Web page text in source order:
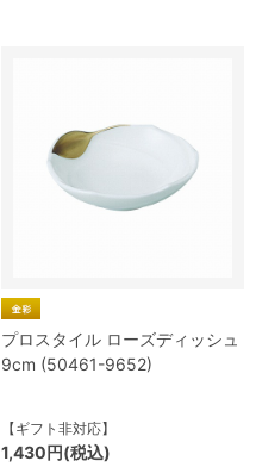
プロスタイル ローズディッシュ
9cm (50461-9652)
【ギフト非対応】
1,430円(税込)